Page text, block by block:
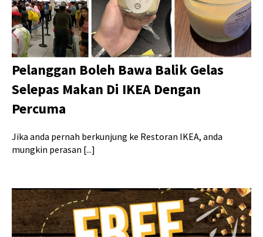
Pelanggan Boleh Bawa Balik Gelas
Selepas Makan Di IKEA Dengan
Percuma
Jika anda pernah berkunjung ke Restoran IKEA, anda
mungkin perasan [...]